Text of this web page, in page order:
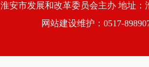
淮安市发展和改革委员会主办 地址：
网站建设维护：0517-